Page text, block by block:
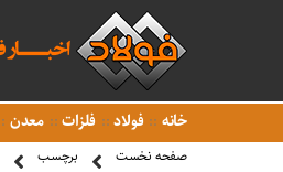
خانه فولاد فلزات معدن
صفحه نخست برچسب